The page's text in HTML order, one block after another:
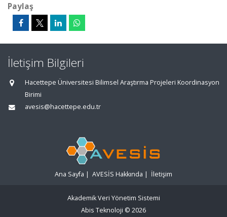
Paylaş
İletişim Bilgileri
Hacettepe Üniversitesi Bilimsel Araştırma Projeleri Koordinasyon
Birimi
avesis@hacettepe.edu.tr
Ana Sayfa | AVESİS Hakkında | İletişim
Akademik Veri Yönetim Sistemi
Abis Teknoloji © 2026